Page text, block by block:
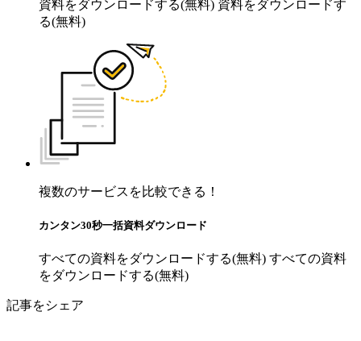
資料をダウンロードする(無料) 資料をダウンロードす
る(無料)
複数のサービスを比較できる！
カンタン30秒一括資料ダウンロード
すべての資料をダウンロードする(無料) すべての資料
をダウンロードする(無料)
記事をシェア